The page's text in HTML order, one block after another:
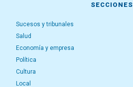
SECCIONES
Sucesos y tribunales
Salud
Economía y empresa
Política
Cultura
Local